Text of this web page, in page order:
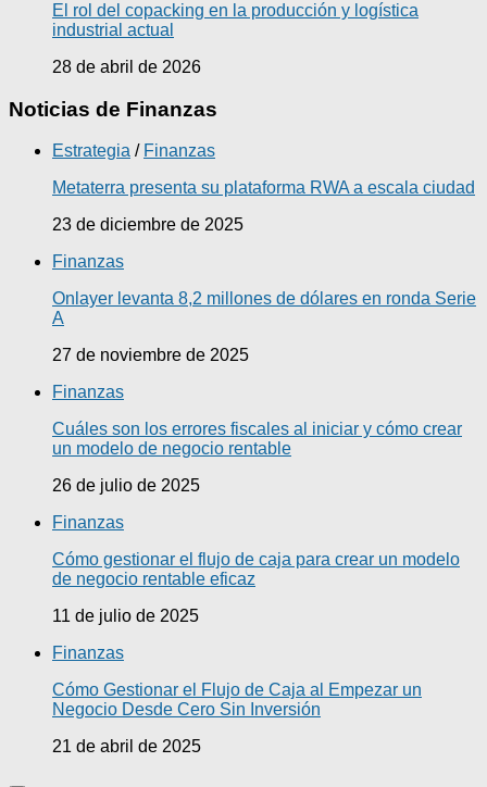
El rol del copacking en la producción y logística
industrial actual
28 de abril de 2026
Noticias de Finanzas
Estrategia / Finanzas
Metaterra presenta su plataforma RWA a escala ciudad
23 de diciembre de 2025
Finanzas
Onlayer levanta 8,2 millones de dólares en ronda Serie
A
27 de noviembre de 2025
Finanzas
Cuáles son los errores fiscales al iniciar y cómo crear
un modelo de negocio rentable
26 de julio de 2025
Finanzas
Cómo gestionar el flujo de caja para crear un modelo
de negocio rentable eficaz
11 de julio de 2025
Finanzas
Cómo Gestionar el Flujo de Caja al Empezar un
Negocio Desde Cero Sin Inversión
21 de abril de 2025